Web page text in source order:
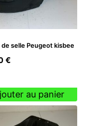
selle Peugeot kisbee
€
au panier